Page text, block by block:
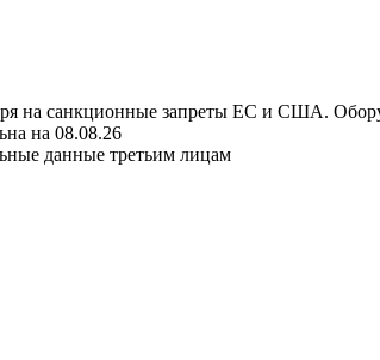
на санкционные запреты ЕС и США.
на 08.08.26
данные третьим лицам